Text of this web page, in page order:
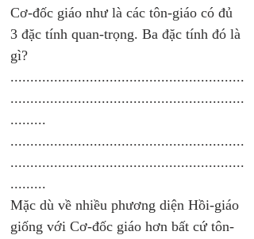
Cơ-đốc giáo như là các tôn-giáo có đủ
3 đặc tính quan-trọng. Ba đặc tính đó là
gì?
...........................................................
...........................................................
.........
...........................................................
...........................................................
.........
Mặc dù về nhiều phương diện Hồi-giáo
giống với Cơ-đốc giáo hơn bất cứ tôn-